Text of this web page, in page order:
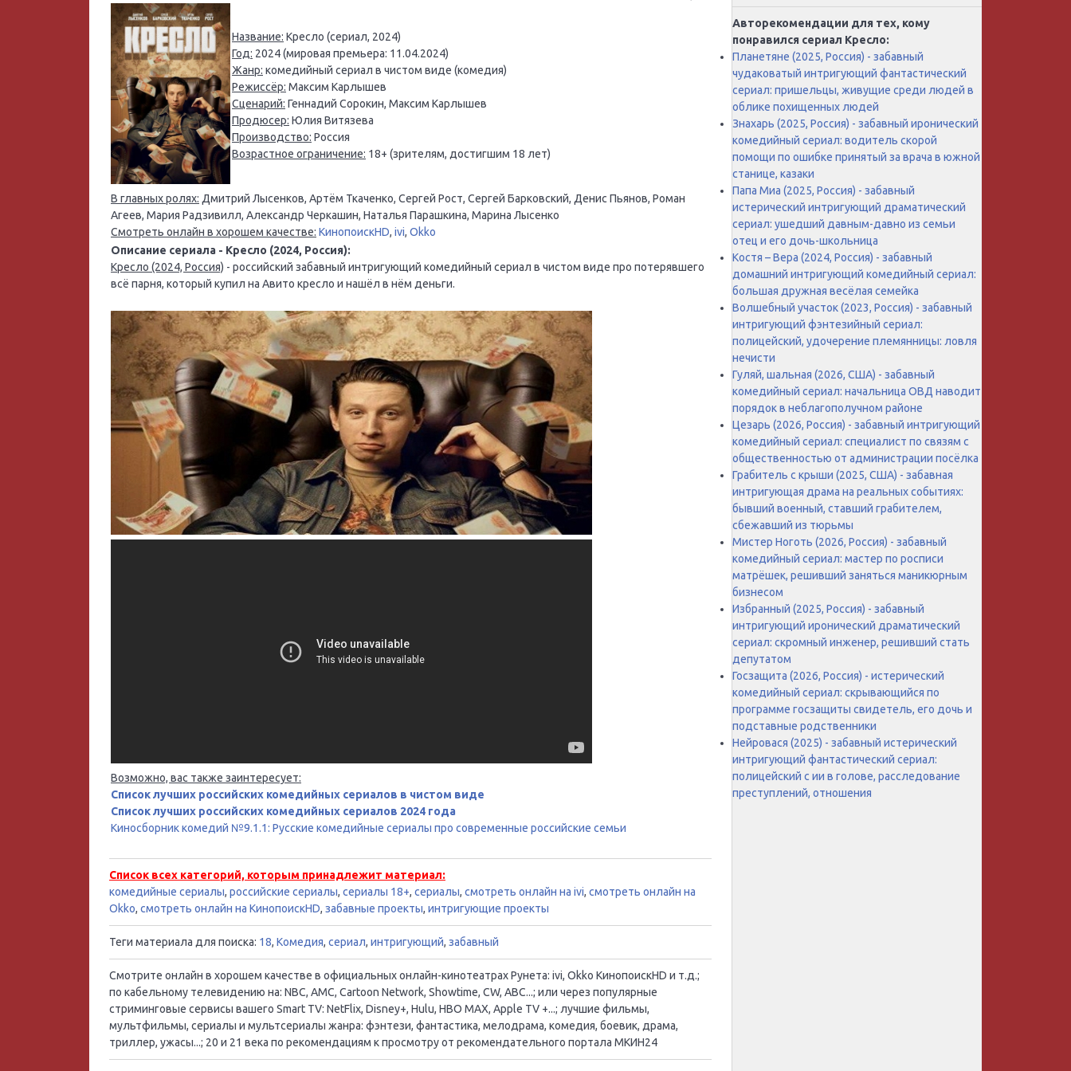
Название: Кресло (сериал, 2024)
Год: 2024 (мировая премьера: 11.04.2024)
Жанр: комедийный сериал в чистом виде (комедия)
Режиссёр: Максим Карлышев
Сценарий: Геннадий Сорокин, Максим Карлышев
Продюсер: Юлия Витязева
Производство: Россия
Возрастное ограничение: 18+ (зрителям, достигшим 18 лет)
В главных ролях: Дмитрий Лысенков, Артём Ткаченко, Сергей Рост, Сергей Барковский, Денис Пьянов, Роман
Агеев, Мария Радзивилл, Александр Черкашин, Наталья Парашкина, Марина Лысенко
Смотреть онлайн в хорошем качестве: КинопоискHD, ivi, Okko
Описание сериала - Кресло (2024, Россия):
Кресло (2024, Россия) - российский забавный интригующий комедийный сериал в чистом виде про потерявшего
всё парня, который купил на Авито кресло и нашёл в нём деньги.
Возможно, вас также заинтересует:
Список лучших российских комедийных сериалов в чистом виде
Список лучших российских комедийных сериалов 2024 года
Киносборник комедий №9.1.1: Русские комедийные сериалы про современные российские семьи
Список всех категорий, которым принадлежит материал:
комедийные сериалы, российские сериалы, сериалы 18+, сериалы, смотреть онлайн на ivi, смотреть онлайн на
Okko, смотреть онлайн на КинопоискHD, забавные проекты, интригующие проекты
Теги материала для поиска: 18, Комедия, сериал, интригующий, забавный
Смотрите онлайн в хорошем качестве в официальных онлайн-кинотеатрах Рунета: ivi, Okko КинопоискHD и т.д.;
по кабельному телевидению на: NBC, AMC, Cartoon Network, Showtime, CW, ABC...; или через популярные
стриминговые сервисы вашего Smart TV: NetFlix, Disney+, Hulu, HBO MAX, Apple TV +...; лучшие фильмы,
мультфильмы, сериалы и мультсериалы жанра: фэнтези, фантастика, мелодрама, комедия, боевик, драма,
триллер, ужасы...; 20 и 21 века по рекомендациям к просмотру от рекомендательного портала МКИН24
Авторекомендации для тех, кому
понравился сериал Кресло:
Планетяне (2025, Россия) - забавный
чудаковатый интригующий фантастический
сериал: пришельцы, живущие среди людей в
облике похищенных людей
Знахарь (2025, Россия) - забавный иронический
комедийный сериал: водитель скорой
помощи по ошибке принятый за врача в южной
станице, казаки
Папа Миа (2025, Россия) - забавный
истерический интригующий драматический
сериал: ушедший давным-давно из семьи
отец и его дочь-школьница
Костя – Вера (2024, Россия) - забавный
домашний интригующий комедийный сериал:
большая дружная весёлая семейка
Волшебный участок (2023, Россия) - забавный
интригующий фэнтезийный сериал:
полицейский, удочерение племянницы: ловля
нечисти
Гуляй, шальная (2026, США) - забавный
комедийный сериал: начальница ОВД наводит
порядок в неблагополучном районе
Цезарь (2026, Россия) - забавный интригующий
комедийный сериал: специалист по связям с
общественностью от администрации посёлка
Грабитель с крыши (2025, США) - забавная
интригующая драма на реальных событиях:
бывший военный, ставший грабителем,
сбежавший из тюрьмы
Мистер Ноготь (2026, Россия) - забавный
комедийный сериал: мастер по росписи
матрёшек, решивший заняться маникюрным
бизнесом
Избранный (2025, Россия) - забавный
интригующий иронический драматический
сериал: скромный инженер, решивший стать
депутатом
Госзащита (2026, Россия) - истерический
комедийный сериал: скрывающийся по
программе госзащиты свидетель, его дочь и
подставные родственники
Нейровася (2025) - забавный истерический
интригующий фантастический сериал:
полицейский с ии в голове, расследование
преступлений, отношения